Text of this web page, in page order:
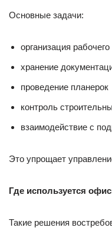
Основные задачи:
организация
хранение
проведение планерок
контроль
взаимодействие с
Это упрощает
Где используется
Такие решения